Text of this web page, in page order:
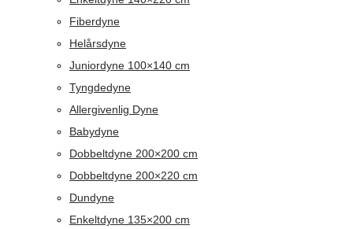
Fiberdyne
Helårsdyne
Juniordyne 100×140 cm
Tyngdedyne
Allergivenlig Dyne
Babydyne
Dobbeltdyne 200×200 cm
Dobbeltdyne 200×220 cm
Dundyne
Enkeltdyne 135×200 cm